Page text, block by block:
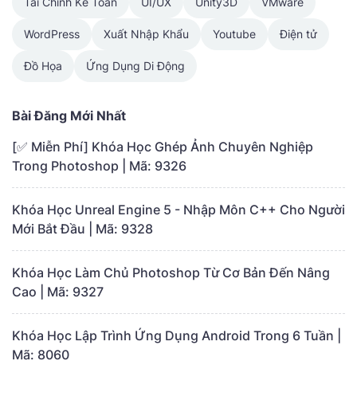
WordPress Xuất Nhập Khẩu Youtube Điện tử
Đồ Họa Ứng Dụng Di Động
Bài Đăng Mới Nhất
[✅ Miễn Phí] Khóa Học Ghép Ảnh Chuyên Nghiệp
Trong Photoshop | Mã: 9326
Khóa Học Unreal Engine 5 - Nhập Môn C++ Cho Người
Mới Bắt Đầu | Mã: 9328
Khóa Học Làm Chủ Photoshop Từ Cơ Bản Đến Nâng
Cao | Mã: 9327
Khóa Học Lập Trình Ứng Dụng Android Trong 6 Tuần |
Mã: 8060